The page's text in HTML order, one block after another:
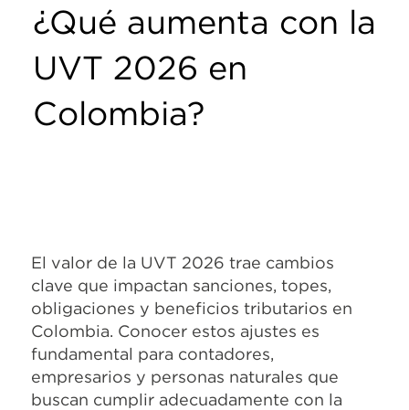
¿Qué aumenta con la
UVT 2026 en
Colombia?
El valor de la UVT 2026 trae cambios
clave que impactan sanciones, topes,
obligaciones y beneficios tributarios en
Colombia. Conocer estos ajustes es
fundamental para contadores,
empresarios y personas naturales que
buscan cumplir adecuadamente con la